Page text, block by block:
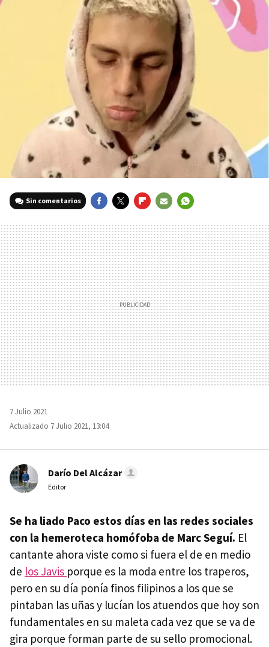
Sin comentarios
MAIL
7 Julio 2021
Actualizado 7 Julio 2021, 13:04
Darío Del Alcázar
Editor
Se ha liado Paco estos días en las redes sociales
con la hemeroteca homófoba de Marc Seguí. El
cantante ahora viste como si fuera el de en medio
de los Javis porque es la moda entre los traperos,
pero en su día ponía finos filipinos a los que se
pintaban las uñas y lucían los atuendos que hoy son
fundamentales en su maleta cada vez que se va de
gira porque forman parte de su sello promocional.